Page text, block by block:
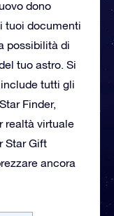
dono
tuoi documenti
possibilità di
tuo astro. Si
tutti gli
Finder,
realtà virtuale
Star Gift
ancora